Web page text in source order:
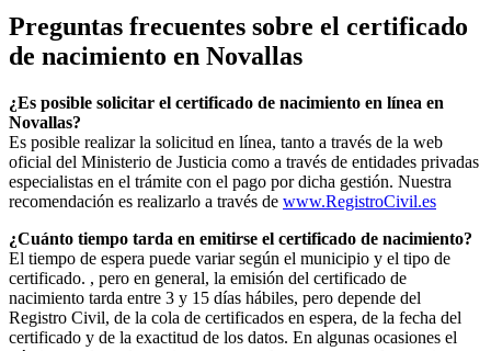
Preguntas frecuentes sobre el certificado
de nacimiento en Novallas
¿Es posible solicitar el certificado de nacimiento en línea en
Novallas?
Es posible realizar la solicitud en línea, tanto a través de la web
oficial del Ministerio de Justicia como a través de entidades privadas
especialistas en el trámite con el pago por dicha gestión. Nuestra
recomendación es realizarlo a través de www.RegistroCivil.es
¿Cuánto tiempo tarda en emitirse el certificado de nacimiento?
El tiempo de espera puede variar según el municipio y el tipo de
certificado. , pero en general, la emisión del certificado de
nacimiento tarda entre 3 y 15 días hábiles, pero depende del
Registro Civil, de la cola de certificados en espera, de la fecha del
certificado y de la exactitud de los datos. En algunas ocasiones el